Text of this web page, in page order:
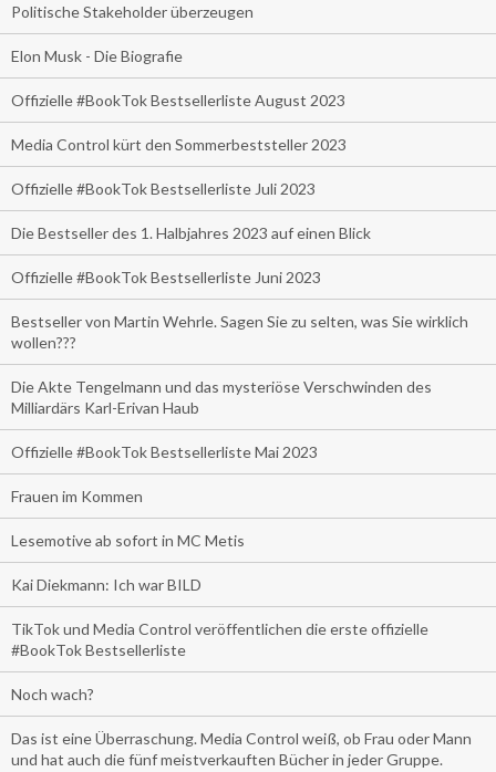
Politische Stakeholder überzeugen
Elon Musk - Die Biografie
Offizielle #BookTok Bestsellerliste August 2023
Media Control kürt den Sommerbeststeller 2023
Offizielle #BookTok Bestsellerliste Juli 2023
Die Bestseller des 1. Halbjahres 2023 auf einen Blick
Offizielle #BookTok Bestsellerliste Juni 2023
Bestseller von Martin Wehrle. Sagen Sie zu selten, was Sie wirklich
wollen???
Die Akte Tengelmann und das mysteriöse Verschwinden des
Milliardärs Karl-Erivan Haub
Offizielle #BookTok Bestsellerliste Mai 2023
Frauen im Kommen
Lesemotive ab sofort in MC Metis
Kai Diekmann: Ich war BILD
TikTok und Media Control veröffentlichen die erste offizielle
#BookTok Bestsellerliste
Noch wach?
Das ist eine Überraschung. Media Control weiß, ob Frau oder Mann
und hat auch die fünf meistverkauften Bücher in jeder Gruppe.